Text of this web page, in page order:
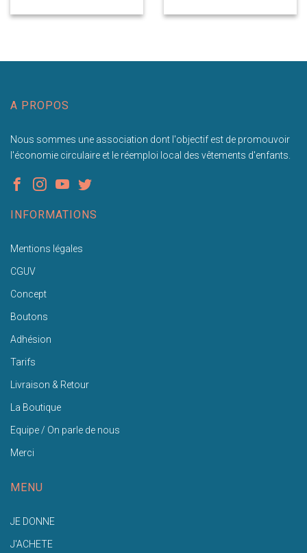
A PROPOS
Nous sommes une association dont l'objectif est de promouvoir
l'économie circulaire et le réemploi local des vêtements d'enfants.
INFORMATIONS
Mentions légales
CGUV
Concept
Boutons
Adhésion
Tarifs
Livraison & Retour
La Boutique
Equipe / On parle de nous
Merci
MENU
JE DONNE
J'ACHETE